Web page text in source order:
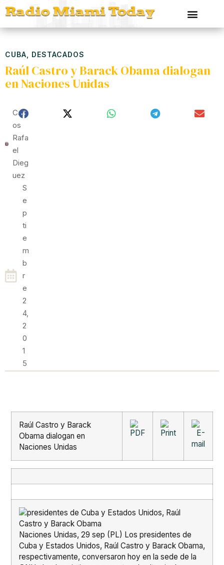
CUBA DESTACADOS
Raúl Castro y Barack Obama dialogan
en Naciones Unidas
Carl
Os
Rafa
El
Dieg
Uez
S
E
P
Ti
E
M
B
R
E
2
4,
2
0
1
5
Raúl Castro y Barack
Obama dialogan en
Naciones Unidas
Naciones Unidas, 29 sep (PL) Los presidentes de
Cuba y Estados Unidos, Raúl Castro y Barack Obama,
respectivamente, conversaron hoy en la sede de la